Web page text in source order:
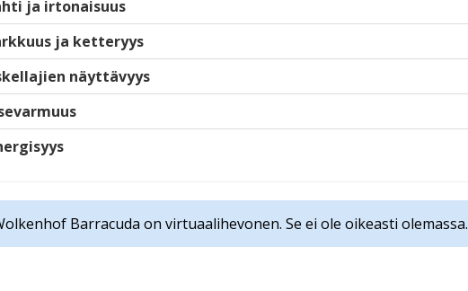
ja irtonaisuus
ja ketteryys
näyttävyys
Barracuda on virtuaalihevonen. Se ei ole oikeasti olemassa.